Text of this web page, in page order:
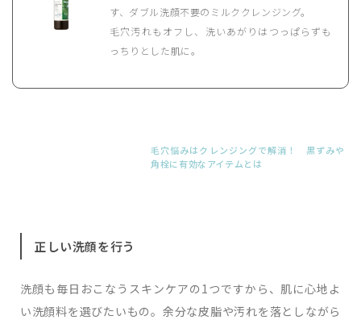
す、ダブル洗顔不要のミルククレンジング。
毛穴汚れもオフし、洗いあがりはつっぱらずも
っちりとした肌に。
毛穴悩みはクレンジングで解消！ 黒ずみや
角栓に有効なアイテムとは
正しい洗顔を行う
洗顔も毎日おこなうスキンケアの1つですから、肌に心地よ
い洗顔料を選びたいもの。余分な皮脂や汚れを落としながら